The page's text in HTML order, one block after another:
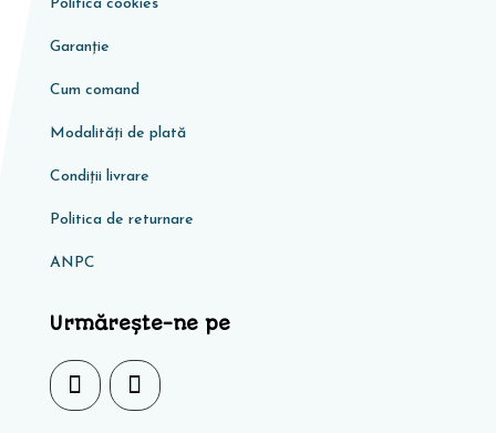
Politica cookies
Garanţie
Cum comand
Modalități de plată
Condiţii livrare
Politica de returnare
ANPC
Urmărește-ne pe